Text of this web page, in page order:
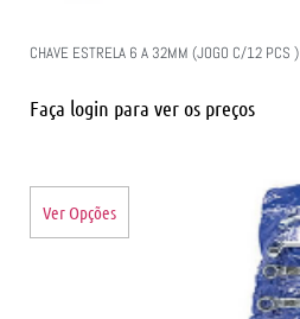
CHAVE ESTRELA 6 A 32MM (JOGO C/12
Faça login para ver os preços
Ver Opções